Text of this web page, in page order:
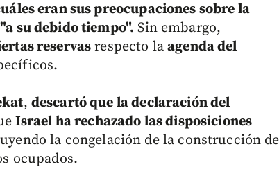
eran sus preocupaciones sobre la
su debido tiempo". Sin embargo,
reservasrespecto laagenda del
, descartó que la declaración del
Israel ha rechazado las disposiciones
la congelación de la construcción de
ocupados.